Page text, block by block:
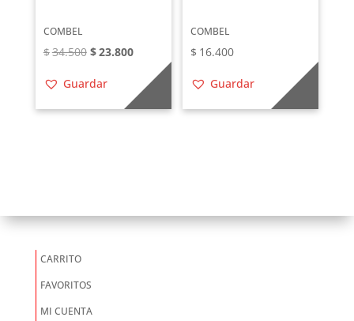
COMBEL
$34.500 El
original
era:
$23.800El
precio
actual
es:
Guardar
COMBEL
$ 16.400
Guardar
CARRITO
FAVORITOS
MI CUENTA